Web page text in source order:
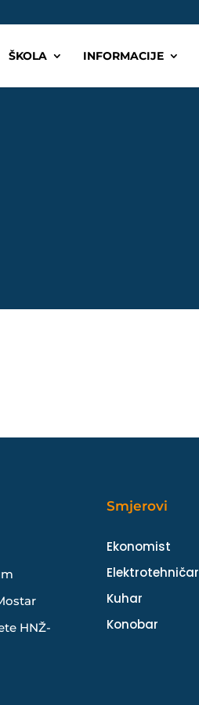
ŠKOLA INFORMACIJE
HNŽ-
Smjerovi
Ekonomist
Elektrotehničar
Kuhar
Konobar